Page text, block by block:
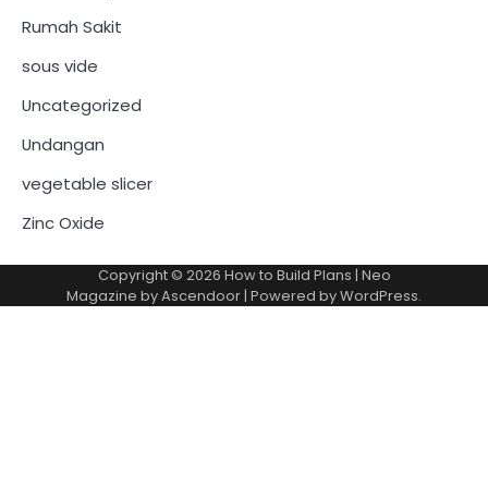
Rumah Sakit
sous vide
Uncategorized
Undangan
vegetable slicer
Zinc Oxide
Copyright © 2026 How to Build Plans | Neo
Magazine byAscendoor| Powered byWordPress.